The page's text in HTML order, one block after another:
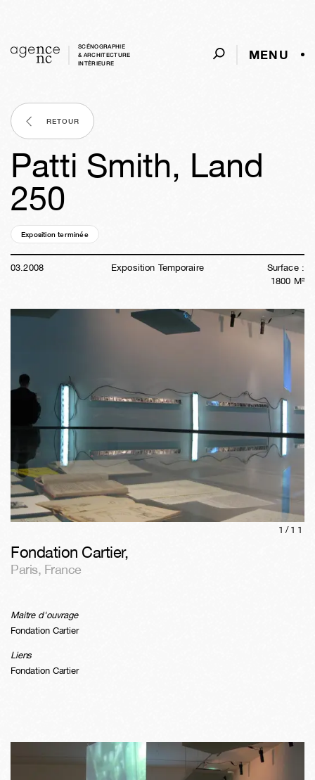
SCÉNOGRAPHIE
& ARCHITECTURE
INTÈRIEURE
MENU
RETOUR
Patti Smith, Land
250
Exposition terminée
03.2008 Exposition Temporaire
Surface :
1800 M²
1/ 11
Fondation Cartier,
Paris, France
Maitre d'ouvrage
Fondation Cartier
Liens
Fondation Cartier